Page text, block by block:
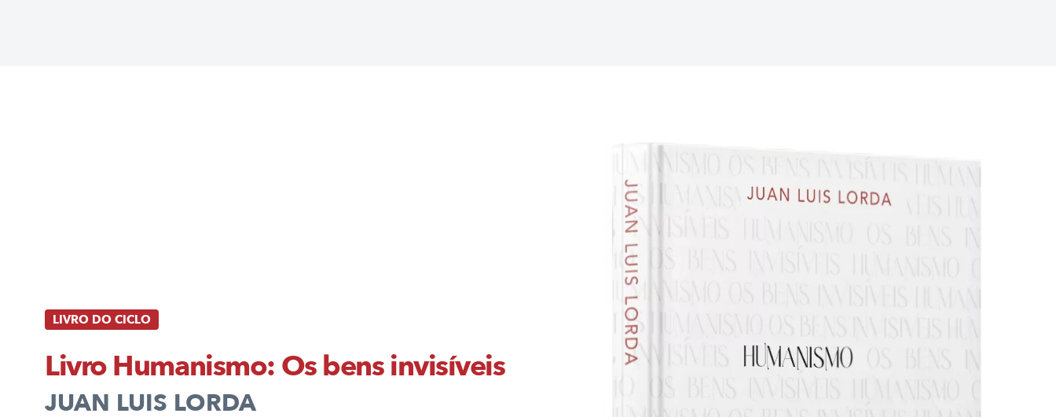
LIVRO DO CICLO
Livro Humanismo: Os bens invisíveis
JUAN LUIS LORDA